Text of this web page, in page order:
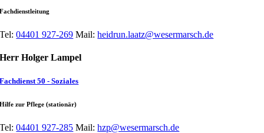
Fachdienstleitung
Tel: 04401 927-269 Mail: heidrun.laatz@wesermarsch.de
Herr Holger Lampel
Fachdienst 50 - Soziales
Hilfe zur Pflege (stationär)
Tel: 04401 927-285 Mail: hzp@wesermarsch.de